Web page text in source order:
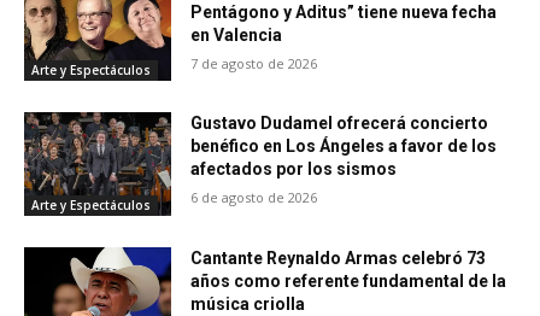
Arte y Espectáculos
Pentágono y Aditus” tiene nueva fecha
en Valencia
7 de agosto de 2026
Arte y Espectáculos
Gustavo Dudamel ofrecerá concierto
benéfico en Los Ángeles a favor de los
afectados por los sismos
6 de agosto de 2026
Cantante Reynaldo Armas celebró 73
años como referente fundamental de la
música criolla